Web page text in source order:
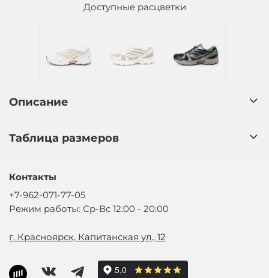
Доступные расцветки
Описание
Таблица размеров
Контакты
+7-962-071-77-05
Режим работы: Ср-Вс 12:00 - 20:00
г. Красноярск, Капитанская ул., 12